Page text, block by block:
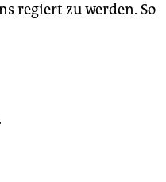
regiert zu werden. So